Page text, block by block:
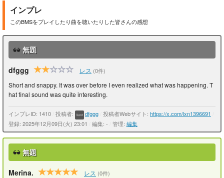
インプレ
このBMSをプレイしたり曲を聴いたりした皆さんの感想
無題
dfggg レス (0件)
Short and snappy. It was over before I even realized what was happening. T
hat final sound was quite interesting.
インプレID: 1410 投稿者: dfggg 投稿者Webサイト: https://x.com/lxn1396691
登録: 2025年12月09日(火) 23:01
編集: - 管理: 編集
無題
Merina. レス (0件)